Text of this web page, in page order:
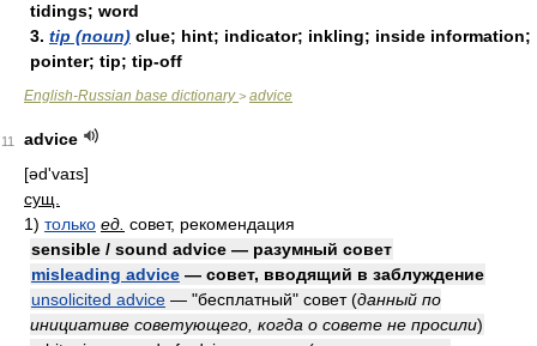
tidings; word
3. tip (noun) clue; hint; indicator; inkling; inside information;
pointer; tip; tip-off
English-Russian base dictionary> advice
11
advice
[əd'vaɪs]
сущ.
1) только ед. совет, рекомендация
sensible / sound advice — разумный совет
misleading advice — совет, вводящий в заблуждение
unsolicited advice — "бесплатный" совет(данный по
инициативе советующего, когда о совете не просили)